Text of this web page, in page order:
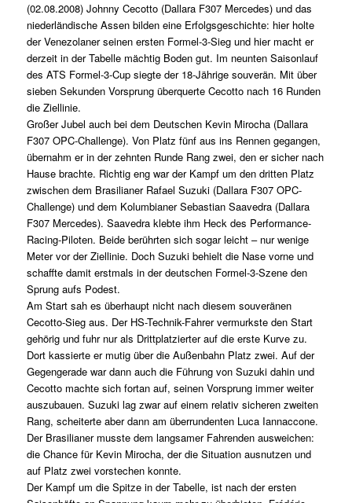
(02.08.2008) Johnny Cecotto (Dallara F307 Mercedes) und das
niederländische Assen bilden eine Erfolgsgeschichte: hier holte
der Venezolaner seinen ersten Formel-3-Sieg und hier macht er
derzeit in der Tabelle mächtig Boden gut. Im neunten Saisonlauf
des ATS Formel-3-Cup siegte der 18-Jährige souverän. Mit über
sieben Sekunden Vorsprung überquerte Cecotto nach 16 Runden
die Ziellinie.
Großer Jubel auch bei dem Deutschen Kevin Mirocha (Dallara
F307 OPC-Challenge). Von Platz fünf aus ins Rennen gegangen,
übernahm er in der zehnten Runde Rang zwei, den er sicher nach
Hause brachte. Richtig eng war der Kampf um den dritten Platz
zwischen dem Brasilianer Rafael Suzuki (Dallara F307 OPC-
Challenge) und dem Kolumbianer Sebastian Saavedra (Dallara
F307 Mercedes). Saavedra klebte ihm Heck des Performance-
Racing-Piloten. Beide berührten sich sogar leicht – nur wenige
Meter vor der Ziellinie. Doch Suzuki behielt die Nase vorne und
schaffte damit erstmals in der deutschen Formel-3-Szene den
Sprung aufs Podest.
Am Start sah es überhaupt nicht nach diesem souveränen
Cecotto-Sieg aus. Der HS-Technik-Fahrer vermurkste den Start
gehörig und fuhr nur als Drittplatzierter auf die erste Kurve zu.
Dort kassierte er mutig über die Außenbahn Platz zwei. Auf der
Gegengerade war dann auch die Führung von Suzuki dahin und
Cecotto machte sich fortan auf, seinen Vorsprung immer weiter
auszubauen. Suzuki lag zwar auf einem relativ sicheren zweiten
Rang, scheiterte aber dann am überrundenten Luca Iannaccone.
Der Brasilianer musste dem langsamer Fahrenden ausweichen:
die Chance für Kevin Mirocha, der die Situation ausnutzen und
auf Platz zwei vorstechen konnte.
Der Kampf um die Spitze in der Tabelle, ist nach der ersten